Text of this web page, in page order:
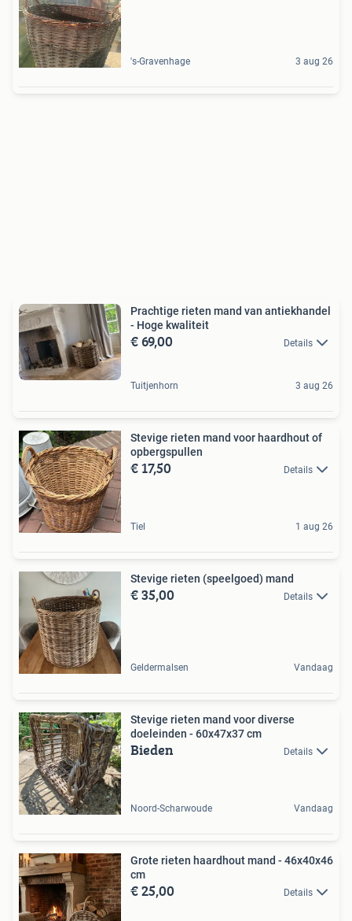
's-Gravenhage 3 aug 26
Prachtige rieten mand van antiekhandel
- Hoge kwaliteit
€ 69,00 Details
Tuitjenhorn 3 aug 26
Stevige rieten mand voor haardhout of
opbergspullen
€ 17,50 Details
Tiel 1 aug 26
Stevige rieten (speelgoed) mand
€ 35,00 Details
Geldermalsen Vandaag
Stevige rieten mand voor diverse
doeleinden - 60x47x37 cm
Bieden Details
Noord-Scharwoude Vandaag
Grote rieten haardhout mand - 46x40x46
cm
€ 25,00 Details